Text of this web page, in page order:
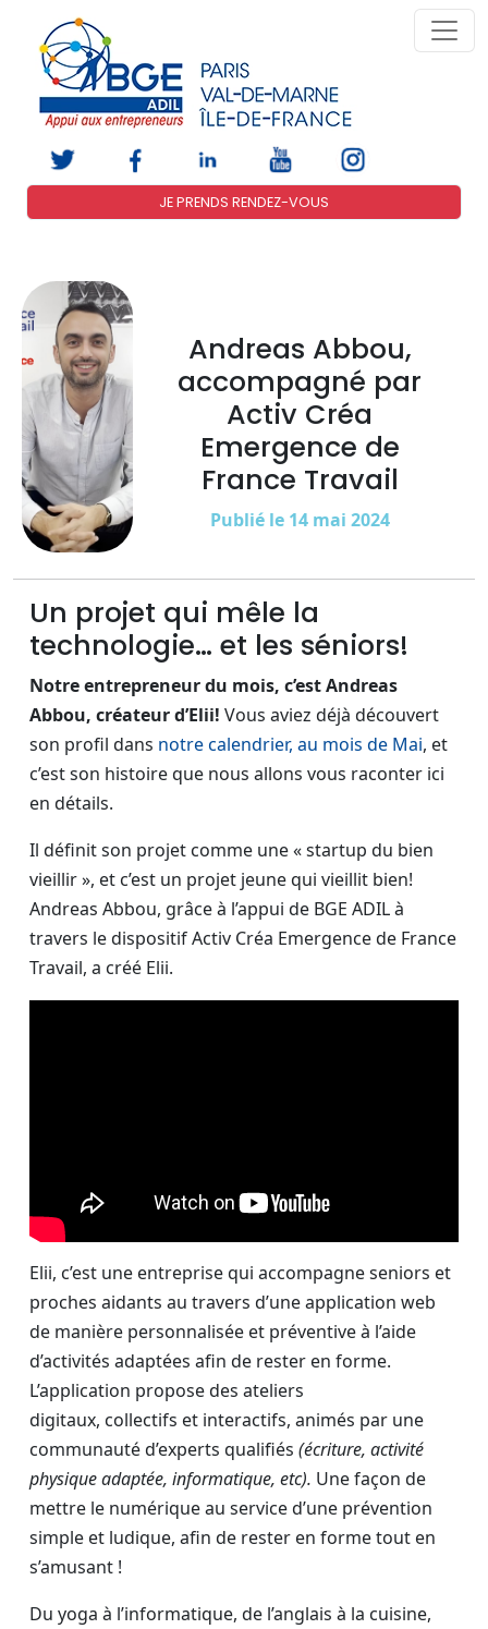
JE PRENDS RENDEZ-VOUS
Andreas Abbou,
accompagné par
Activ Créa
Emergence de
France Travail
Publié le 14 mai 2024
Un projet qui mêle la
technologie… et les séniors!
Notre entrepreneur du mois, c’est Andreas
Abbou, créateur d’Elii! Vous aviez déjà découvert
son profil dans notre calendrier, au mois de Mai, et
c’est son histoire que nous allons vous raconter ici
en détails.
Il définit son projet comme une « startup du bien
vieillir », et c’est un projet jeune qui vieillit bien!
Andreas Abbou, grâce à l’appui de BGE ADIL à
travers le dispositif Activ Créa Emergence de France
Travail, a créé Elii.
Elii, c’est une entreprise qui accompagne seniors et
proches aidants au travers d’une application web
de manière personnalisée et préventive à l’aide
d’activités adaptées afin de rester en forme.
L’application propose des ateliers
digitaux, collectifs et interactifs, animés par une
communauté d’experts qualifiés (écriture, activité
physique adaptée, informatique, etc). Une façon de
mettre le numérique au service d’une prévention
simple et ludique, afin de rester en forme tout en
s’amusant !
Du yoga à l’informatique, de l’anglais à la cuisine,